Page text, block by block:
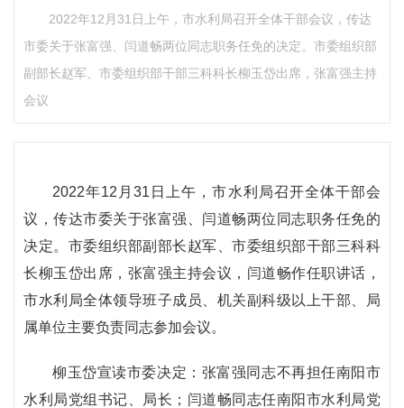
2022年12月31日上午，市水利局召开全体干部会议，传达
市委关于张富强、闫道畅两位同志职务任免的决定。市委组织部
副部长赵军、市委组织部干部三科科长柳玉岱出席，张富强主持
会议
2022年12月31日上午，市水利局召开全体干部会
议，传达市委关于张富强、闫道畅两位同志职务任免的
决定。市委组织部副部长赵军、市委组织部干部三科科
长柳玉岱出席，张富强主持会议，闫道畅作任职讲话，
市水利局全体领导班子成员、机关副科级以上干部、局
属单位主要负责同志参加会议。
柳玉岱宣读市委决定：张富强同志不再担任南阳市
水利局党组书记、局长；闫道畅同志任南阳市水利局党